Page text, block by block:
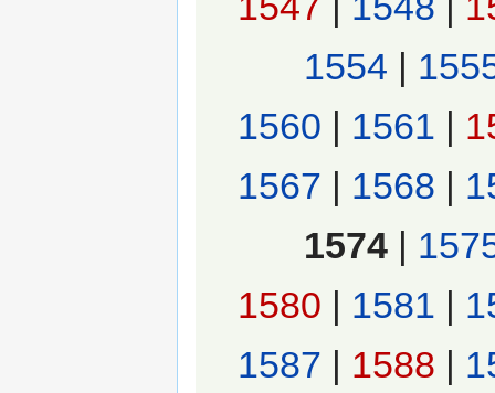
1554
1560
1561
1567
1568
1574
1580
1581
1587
1588